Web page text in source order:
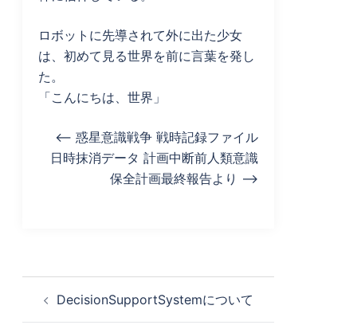
ロボットに先導されて外に出た少女
は、初めて見る世界を前に言葉を発し
た。
「こんにちは、世界」
<– 惑星意識戦争 戦時記録ファイル
日時抹消データ 計画中断前人類意識
保全計画最終報告より –>
DecisionSupportSystemについて